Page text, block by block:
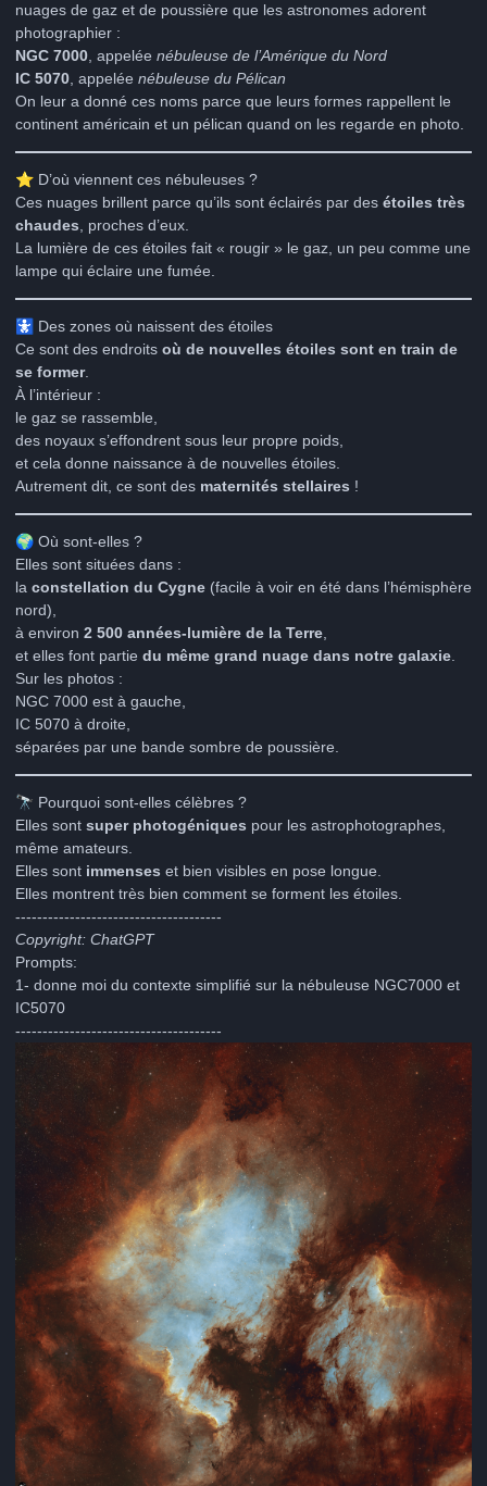
nuages de gaz et de poussière que les astronomes adorent
photographier :
NGC 7000, appelée nébuleuse de l’Amérique du Nord
IC 5070, appelée nébuleuse du Pélican
On leur a donné ces noms parce que leurs formes rappellent le
continent américain et un pélican quand on les regarde en photo.
⭐ D’où viennent ces nébuleuses ?
Ces nuages brillent parce qu’ils sont éclairés par des étoiles très
chaudes, proches d’eux.
La lumière de ces étoiles fait « rougir » le gaz, un peu comme une
lampe qui éclaire une fumée.
🚼 Des zones où naissent des étoiles
Ce sont des endroits où de nouvelles étoiles sont en train de
se former.
À l’intérieur :
le gaz se rassemble,
des noyaux s’effondrent sous leur propre poids,
et cela donne naissance à de nouvelles étoiles.
Autrement dit, ce sont des maternités stellaires !
🌍 Où sont-elles ?
Elles sont situées dans :
la constellation du Cygne (facile à voir en été dans l’hémisphère
nord),
à environ 2 500 années-lumière de la Terre,
et elles font partie du même grand nuage dans notre galaxie.
Sur les photos :
NGC 7000 est à gauche,
IC 5070 à droite,
séparées par une bande sombre de poussière.
🔭 Pourquoi sont-elles célèbres ?
Elles sont super photogéniques pour les astrophotographes,
même amateurs.
Elles sont immenses et bien visibles en pose longue.
Elles montrent très bien comment se forment les étoiles.
--------------------------------------
Copyright: ChatGPT
Prompts:
1- donne moi du contexte simplifié sur la nébuleuse NGC7000 et
IC5070
--------------------------------------